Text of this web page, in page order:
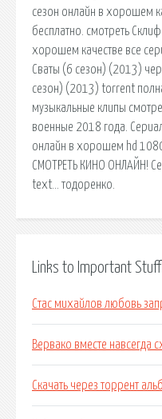
сезон онлайн в хорошем
бесплатно. cмотреть
хорошем качестве все
Сваты (6 сезон) (2013)
сезон) (2013) torrent
музыкальные клипы
военные 2018 года.
онлайн в хорошем hd 1080
СМОТРЕТЬ КИНО ОНЛАЙН!
text… тодоренко.
Links to Important Stuff
Стас михайлов любовь
Вервако вместе навсегда
Скачать через торрент